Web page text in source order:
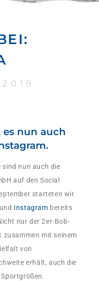
nun auch
nun auch die
auf den Social
starteten wir
und Instagram bereits
nur der 2er-Bob-
zusammen mit seinem
von
erhält, auch die